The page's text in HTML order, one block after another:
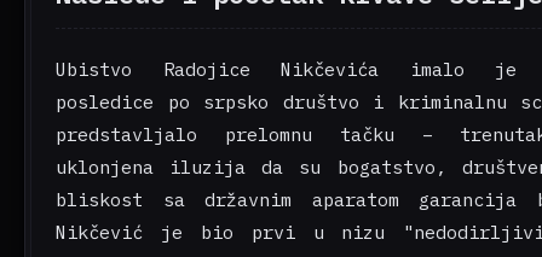
Ubistvo Radojice Nikčevića imalo je
posledice po srpsko društvo i kriminalnu
predstavljalo prelomnu tačku –
uklonjena iluzija da su bogatstvo,
bliskost sa državnim aparatom garancija
Nikčević je bio prvi u nizu